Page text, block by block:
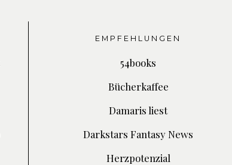
EMPFEHLUNGEN
54books
Bücherkaffee
Damaris liest
Darkstars Fantasy News
Herzpotenzial